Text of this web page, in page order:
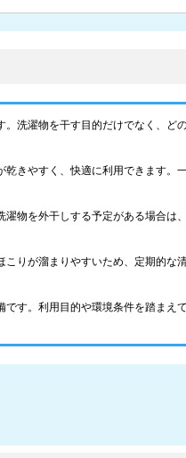
洗濯物を干す目的だけでなく、ど
きやすく、快適に利用できます。
物を外干しする予定がある場合は
りが溜まりやすいため、定期的な
す。利用目的や環境条件を踏まえ